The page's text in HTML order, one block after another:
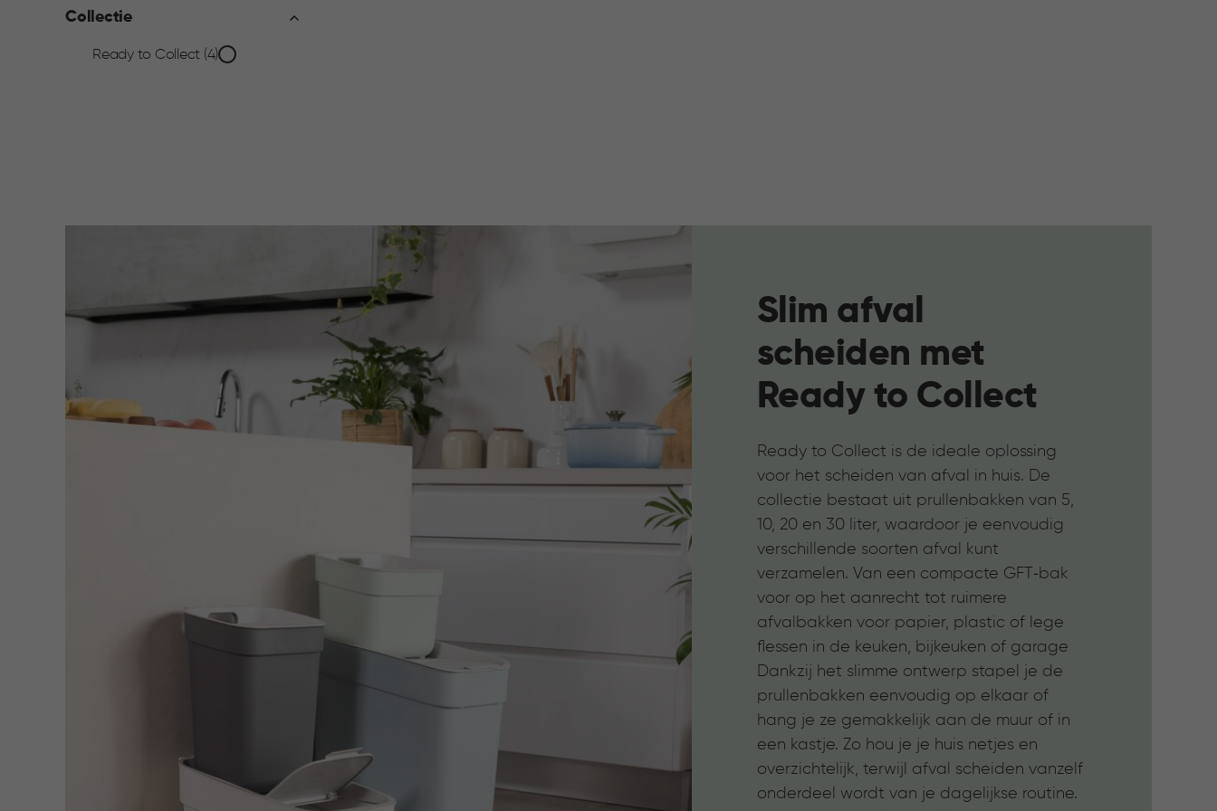
filter
Collectie
Collectie
Ready to Collect (4)
Slim afval
scheiden met
Ready to Collect
Ready to Collect is de ideale oplossing
voor het scheiden van afval in huis. De
collectie bestaat uit prullenbakken van 5,
10, 20 en 30 liter, waardoor je eenvoudig
verschillende soorten afval kunt
verzamelen. Van een compacte GFT‑bak
voor op het aanrecht tot ruimere
afvalbakken voor papier, plastic of lege
flessen in de keuken, bijkeuken of garage
Dankzij het slimme ontwerp stapel je de
prullenbakken eenvoudig op elkaar of
hang je ze gemakkelijk aan de muur of in
een kastje. Zo hou je je huis netjes en
overzichtelijk, terwijl afval scheiden vanzelf
onderdeel wordt van je dagelijkse routine.